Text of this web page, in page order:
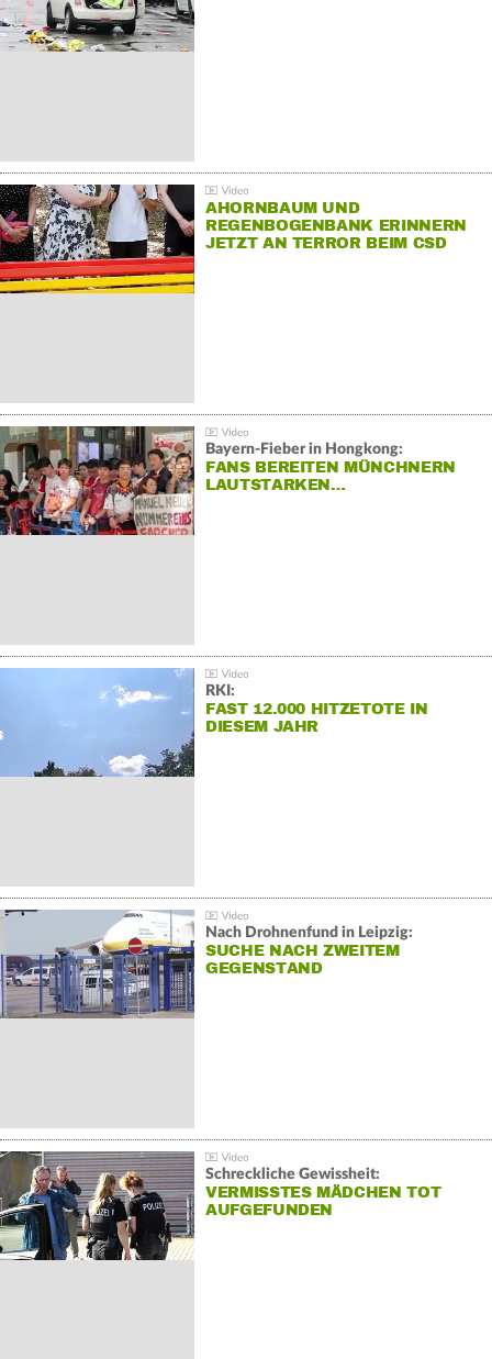
AHORNBAUM UND
REGENBOGENBANK ERINNERN
JETZT AN TERROR BEIM CSD
Bayern-Fieber in Hongkong:
FANS BEREITEN MÜNCHNERN
LAUTSTARKEN…
RKI:
FAST 12.000 HITZETOTE IN
DIESEM JAHR
Nach Drohnenfund in Leipzig:
SUCHE NACH ZWEITEM
GEGENSTAND
Schreckliche Gewissheit:
VERMISSTES MÄDCHEN TOT
AUFGEFUNDEN